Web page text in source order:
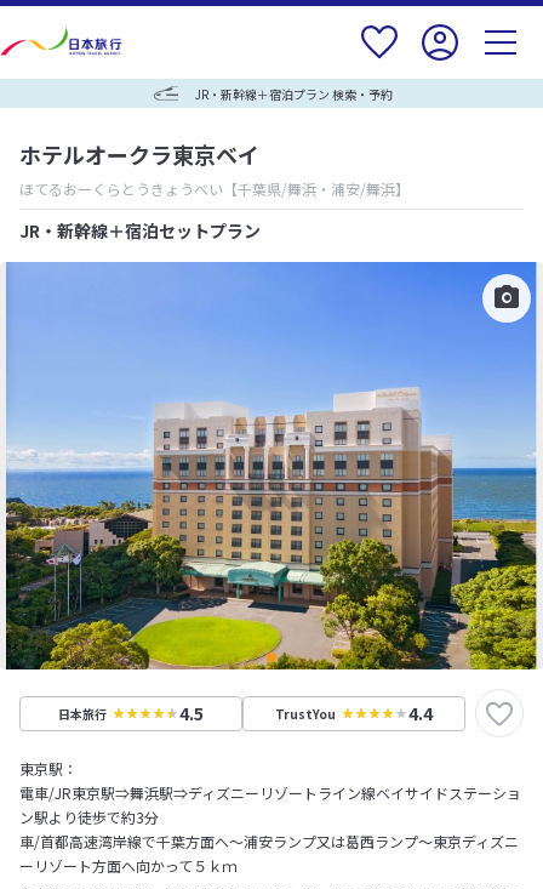
JR・新幹線＋宿泊プラン 検索・予約
ホテルオークラ東京ベイ
ほてるおーくらとうきょうべい 【千葉県/舞浜・浦安/舞浜】
JR・新幹線＋宿泊セットプラン
日本旅行 4.5 TrustYou 4.4
東京駅：
電車/JR東京駅⇒舞浜駅⇒ディズニーリゾートライン線ベイサイドステーショ
ン駅より徒歩で約3分
車/首都高速湾岸線で千葉方面へ～浦安ランプ又は葛西ランプ～東京ディズニ
ーリゾート方面へ向かって５ｋｍ